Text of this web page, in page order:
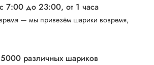
7:00 до 23:00, от 1 часа
— мы привезём шарики вовремя,
различных шариков